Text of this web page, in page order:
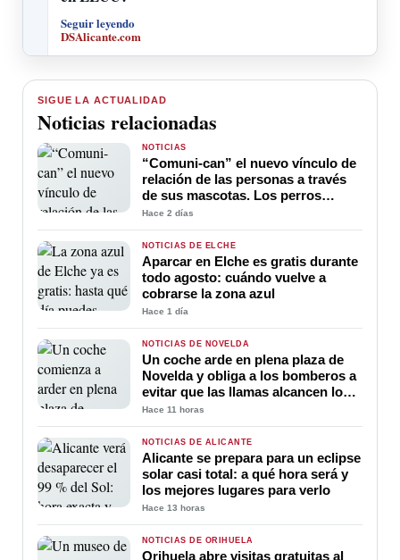
Seguir leyendo
DSAlicante.com
SIGUE LA ACTUALIDAD
Noticias relacionadas
NOTICIAS
“Comuni-can” el nuevo vínculo de
relación de las personas a través
de sus mascotas. Los perros
ayudan a la comunicación entre
sus amos
Hace 2 días
NOTICIAS DE ELCHE
Aparcar en Elche es gratis durante
todo agosto: cuándo vuelve a
cobrarse la zona azul
Hace 1 día
NOTICIAS DE NOVELDA
Un coche arde en plena plaza de
Novelda y obliga a los bomberos a
evitar que las llamas alcancen los
edificios
Hace 11 horas
NOTICIAS DE ALICANTE
Alicante se prepara para un eclipse
solar casi total: a qué hora será y
los mejores lugares para verlo
Hace 13 horas
NOTICIAS DE ORIHUELA
Orihuela abre visitas gratuitas al